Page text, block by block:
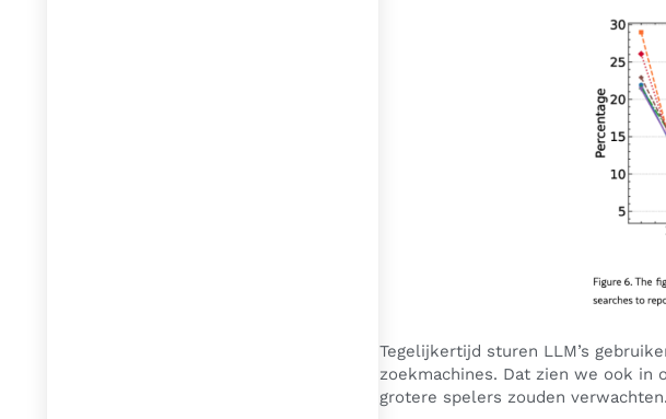
Tegelijkertijd sturen LLM’s
zoekmachines. Dat zien we ook in
grotere spelers zouden verwachten.